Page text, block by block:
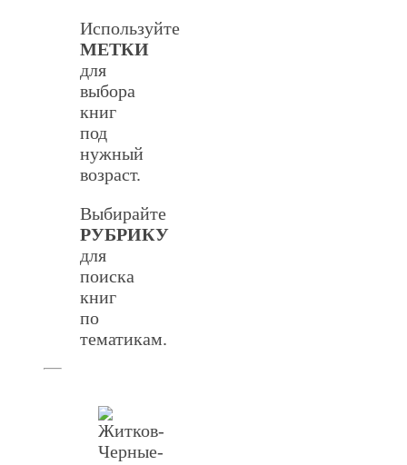
Используйте
МЕТКИ
для
выбора
книг
под
нужный
возраст.
Выбирайте
РУБРИКУ
для
поиска
книг
по
тематикам.